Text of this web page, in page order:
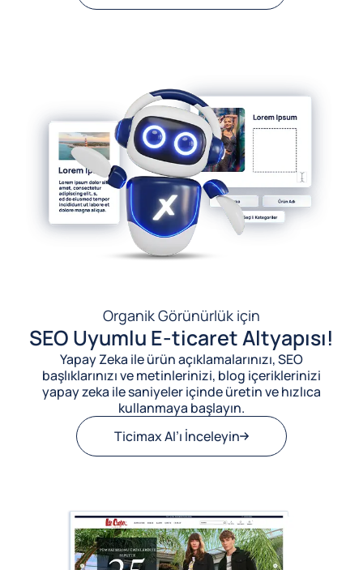
Organik Görünürlük için
SEO Uyumlu E-ticaret Altyapısı!
Yapay Zeka ile ürün açıklamalarınızı, SEO
başlıklarınızı ve metinlerinizi, blog içeriklerinizi
yapay zeka ile saniyeler içinde üretin ve hızlıca
kullanmaya başlayın.
Ticimax AI’ı İnceleyin